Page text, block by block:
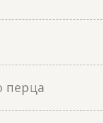
перца